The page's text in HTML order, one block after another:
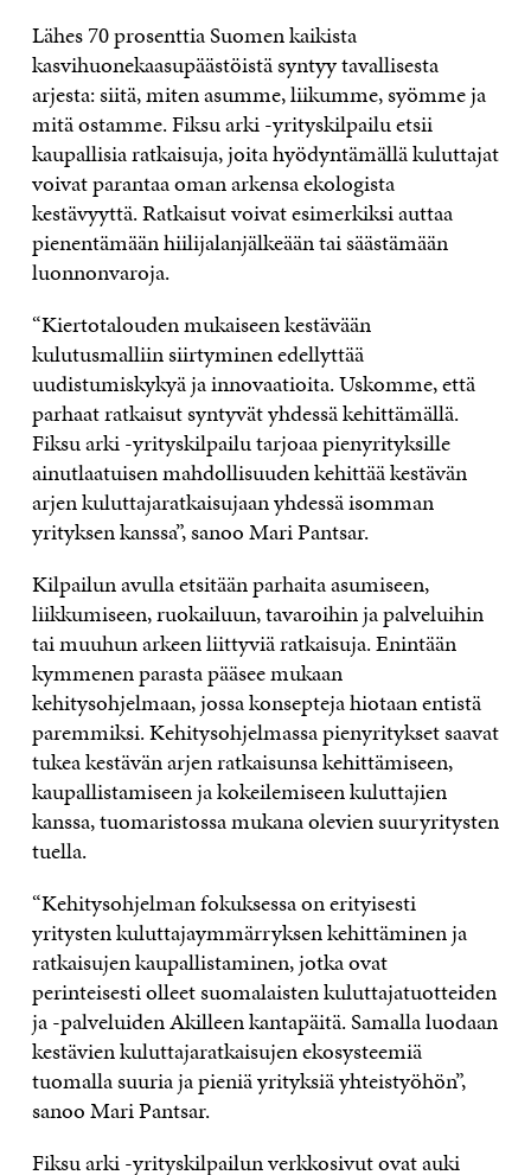
Lähes 70 prosenttia Suomen kaikista
kasvihuonekaasupäästöistä syntyy tavallisesta
arjesta: siitä, miten asumme, liikumme, syömme ja
mitä ostamme. Fiksu arki -yrityskilpailu etsii
kaupallisia ratkaisuja, joita hyödyntämällä kuluttajat
voivat parantaa oman arkensa ekologista
kestävyyttä. Ratkaisut voivat esimerkiksi auttaa
pienentämään hiilijalanjälkeään tai säästämään
luonnonvaroja.
“Kiertotalouden mukaiseen kestävään
kulutusmalliin siirtyminen edellyttää
uudistumiskykyä ja innovaatioita. Uskomme, että
parhaat ratkaisut syntyvät yhdessä kehittämällä.
Fiksu arki -yrityskilpailu tarjoaa pienyrityksille
ainutlaatuisen mahdollisuuden kehittää kestävän
arjen kuluttajaratkaisujaan yhdessä isomman
yrityksen kanssa”, sanoo Mari Pantsar.
Kilpailun avulla etsitään parhaita asumiseen,
liikkumiseen, ruokailuun, tavaroihin ja palveluihin
tai muuhun arkeen liittyviä ratkaisuja. Enintään
kymmenen parasta pääsee mukaan
kehitysohjelmaan, jossa konsepteja hiotaan entistä
paremmiksi. Kehitysohjelmassa pienyritykset saavat
tukea kestävän arjen ratkaisunsa kehittämiseen,
kaupallistamiseen ja kokeilemiseen kuluttajien
kanssa, tuomaristossa mukana olevien suuryritysten
tuella.
“Kehitysohjelman fokuksessa on erityisesti
yritysten kuluttajaymmärryksen kehittäminen ja
ratkaisujen kaupallistaminen, jotka ovat
perinteisesti olleet suomalaisten kuluttajatuotteiden
ja -palveluiden Akilleen kantapäitä. Samalla luodaan
kestävien kuluttajaratkaisujen ekosysteemiä
tuomalla suuria ja pieniä yrityksiä yhteistyöhön”,
sanoo Mari Pantsar.
Fiksu arki -yrityskilpailun verkkosivut ovat auki